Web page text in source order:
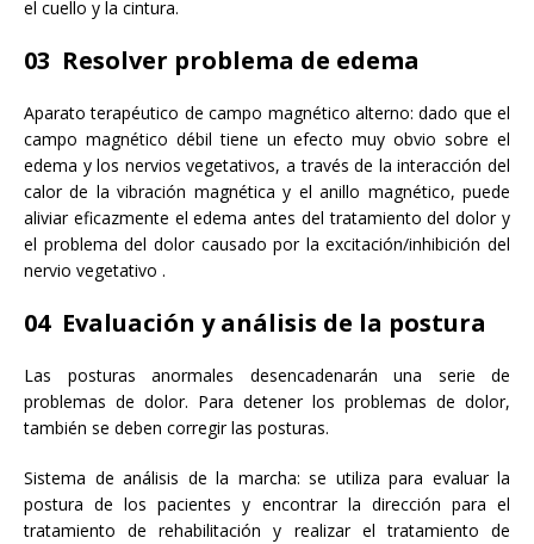
el cuello y la cintura.
03 Resolver problema de edema
Aparato terapéutico de campo magnético alterno: dado que el
campo magnético débil tiene un efecto muy obvio sobre el
edema y los nervios vegetativos, a través de la interacción del
calor de la vibración magnética y el anillo magnético, puede
aliviar eficazmente el edema antes del tratamiento del dolor y
el problema del dolor causado por la excitación/inhibición del
nervio vegetativo .
04 Evaluación y análisis de la postura
Las posturas anormales desencadenarán una serie de
problemas de dolor. Para detener los problemas de dolor,
también se deben corregir las posturas.
Sistema de análisis de la marcha: se utiliza para evaluar la
postura de los pacientes y encontrar la dirección para el
tratamiento de rehabilitación y realizar el tratamiento de